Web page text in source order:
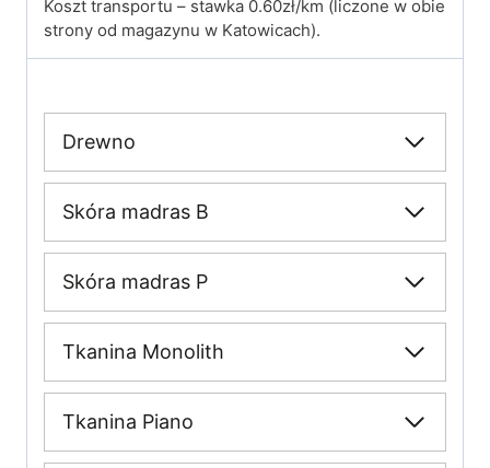
Koszt transportu – stawka 0.60zł/km (liczone w obie
strony od magazynu w Katowicach).
Drewno
Skóra madras B
Skóra madras P
Tkanina Monolith
Tkanina Piano